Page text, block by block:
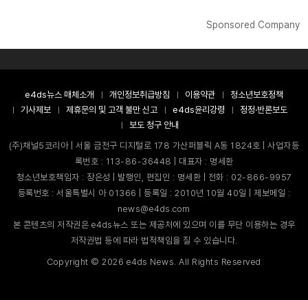
Sponsored Company
e4ds뉴스 매체소개 개인정보취급방침 이용약관
청소년보호정책
기사제보
제휴문의 및 고객 불만 신고 e4ds윤리강령
정정·반론보도
보도 청구 안내
(주)채널5코리아 | 서울 금천구 디지털로 178 가산퍼블릭 A동 1824호 | 사업자등
록번호 : 113-86-36448 | 대표자 : 명세환
청소년보호책임자 : 장은성 | 발행인, 편집인 : 명세환 | 전화 : 02-866-9957
등록번호 : 서울특별시 아 01366 | 등록일 : 2010년 10월 40일 | 제보메일 :
news@e4ds.com
본 콘텐츠의 저작권은 e4ds뉴스 또는 제공처에 있으며 이를 무단 이용하는 경우
저작권법 등에 따라 법적책임을 질 수 있습니다.
Copyright ©2026 e4ds News. All Rights Reserved